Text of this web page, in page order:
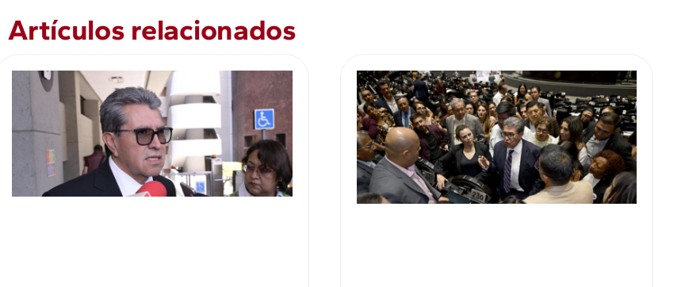
Artículos relacionados